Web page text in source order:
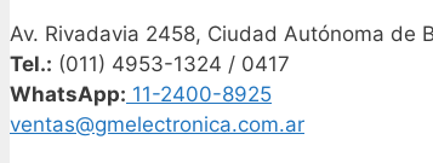
Av. Rivadavia 2458, Ciudad Autónoma de
Tel.: (011) 4953-1324 / 0417
WhatsApp: 11-2400-8925
ventas@gmelectronica.com.ar